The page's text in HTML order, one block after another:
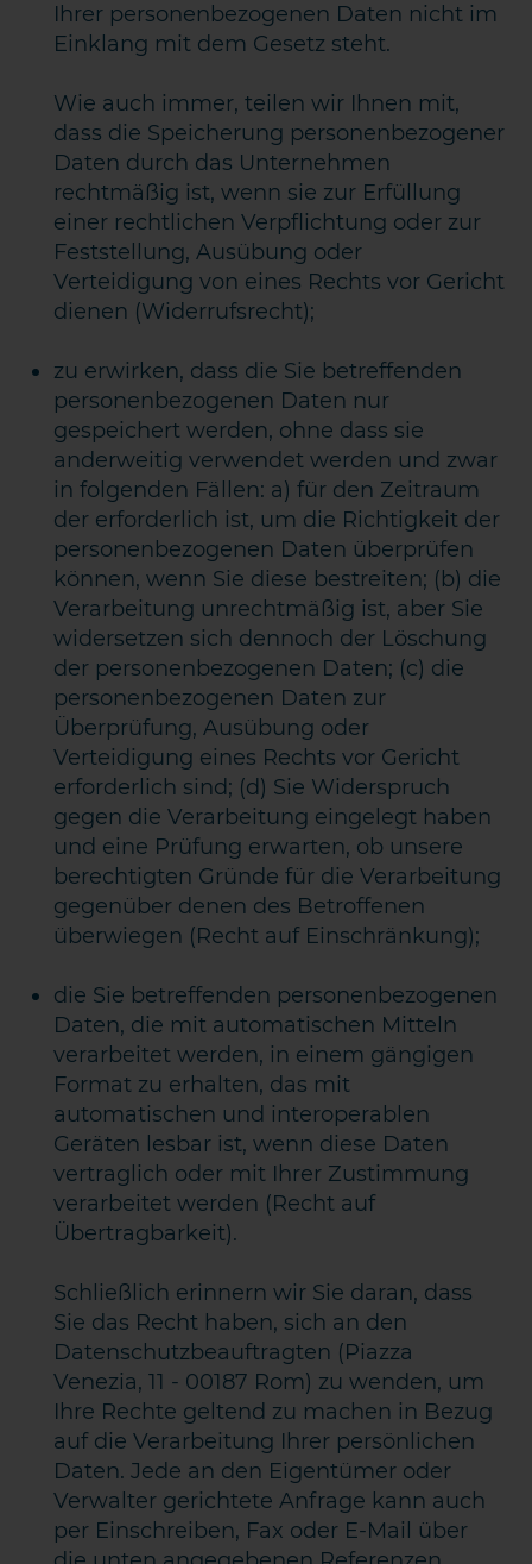
Ihrer personenbezogenen Daten nicht im
Einklang mit dem Gesetz steht.
Wie auch immer, teilen wir Ihnen mit,
dass die Speicherung personenbezogener
Daten durch das Unternehmen
rechtmäßig ist, wenn sie zur Erfüllung
einer rechtlichen Verpflichtung oder zur
Feststellung, Ausübung oder
Verteidigung von eines Rechts vor Gericht
dienen (Widerrufsrecht);
zu erwirken, dass die Sie betreffenden
personenbezogenen Daten nur
gespeichert werden, ohne dass sie
anderweitig verwendet werden und zwar
in folgenden Fällen: a) für den Zeitraum
der erforderlich ist, um die Richtigkeit der
personenbezogenen Daten überprüfen
können, wenn Sie diese bestreiten; (b) die
Verarbeitung unrechtmäßig ist, aber Sie
widersetzen sich dennoch der Löschung
der personenbezogenen Daten; (c) die
personenbezogenen Daten zur
Überprüfung, Ausübung oder
Verteidigung eines Rechts vor Gericht
erforderlich sind; (d) Sie Widerspruch
gegen die Verarbeitung eingelegt haben
und eine Prüfung erwarten, ob unsere
berechtigten Gründe für die Verarbeitung
gegenüber denen des Betroffenen
überwiegen (Recht auf Einschränkung);
die Sie betreffenden personenbezogenen
Daten, die mit automatischen Mitteln
verarbeitet werden, in einem gängigen
Format zu erhalten, das mit
automatischen und interoperablen
Geräten lesbar ist, wenn diese Daten
vertraglich oder mit Ihrer Zustimmung
verarbeitet werden (Recht auf
Übertragbarkeit).
Schließlich erinnern wir Sie daran, dass
Sie das Recht haben, sich an den
Datenschutzbeauftragten (Piazza
Venezia, 11 - 00187 Rom) zu wenden, um
Ihre Rechte geltend zu machen in Bezug
auf die Verarbeitung Ihrer persönlichen
Daten. Jede an den Eigentümer oder
Verwalter gerichtete Anfrage kann auch
per Einschreiben, Fax oder E-Mail über